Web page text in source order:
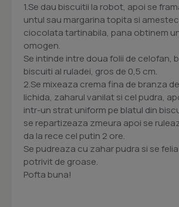
1.Se dau biscuitii la robot, apoi se
untul sau margarina topita si
ciocolata tartinabila, pana obtinem
omogen.
Se intinde intre doua folii de celofan,
biscuiti al ruladei, gros de 0,5 cm.
2.Se mixeaza crema fina de branza
lichida, zaharul vanilat si cel pudra,
intr-un strat uniform pe blatul din
se repartizeaza zmeura apoi se
da la rece cel putin 2 ore.
Se pudreaza cu zahar pudra si se
potrivit de groase.
Pofta buna!